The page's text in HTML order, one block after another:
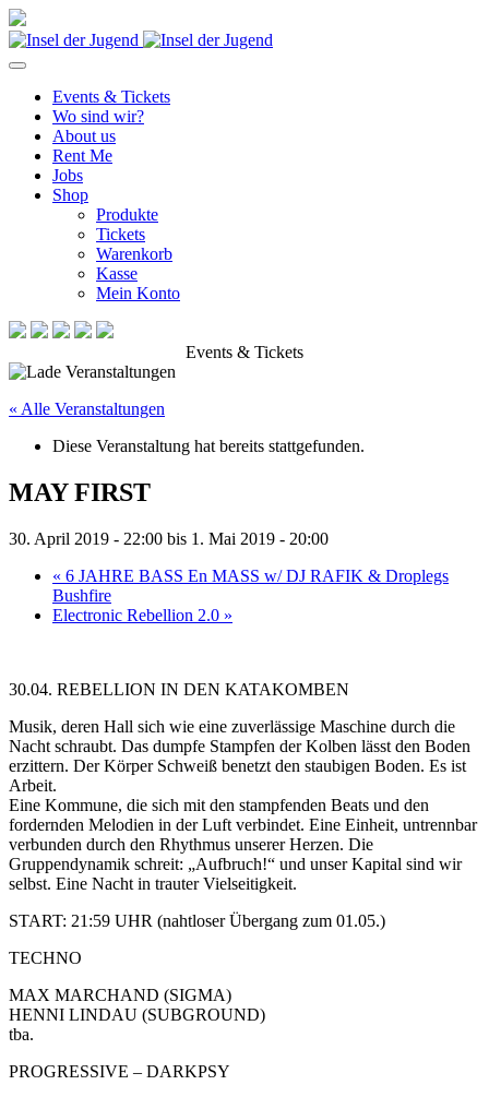
Events & Tickets
Wo sind wir?
About us
Rent Me
Jobs
Shop
Produkte
Tickets
Warenkorb
Kasse
Mein Konto
Events & Tickets
« Alle Veranstaltungen
Diese Veranstaltung hat bereits stattgefunden.
MAY FIRST
30. April 2019 - 22:00 bis 1. Mai 2019 - 20:00
« 6 JAHRE BASS En MASS w/ DJ RAFIK & Droplegs
Bushfire
Electronic Rebellion 2.0 »
30.04. REBELLION IN DEN KATAKOMBEN
Musik, deren Hall sich wie eine zuverlässige Maschine durch die
Nacht schraubt. Das dumpfe Stampfen der Kolben lässt den Boden
erzittern. Der Körper Schweiß benetzt den staubigen Boden. Es ist
Arbeit.
Eine Kommune, die sich mit den stampfenden Beats und den
fordernden Melodien in der Luft verbindet. Eine Einheit, untrennbar
verbunden durch den Rhythmus unserer Herzen. Die
Gruppendynamik schreit: „Aufbruch!“ und unser Kapital sind wir
selbst. Eine Nacht in trauter Vielseitigkeit.
START: 21:59 UHR (nahtloser Übergang zum 01.05.)
TECHNO
MAX MARCHAND (SIGMA)
HENNI LINDAU (SUBGROUND)
tba.
PROGRESSIVE – DARKPSY